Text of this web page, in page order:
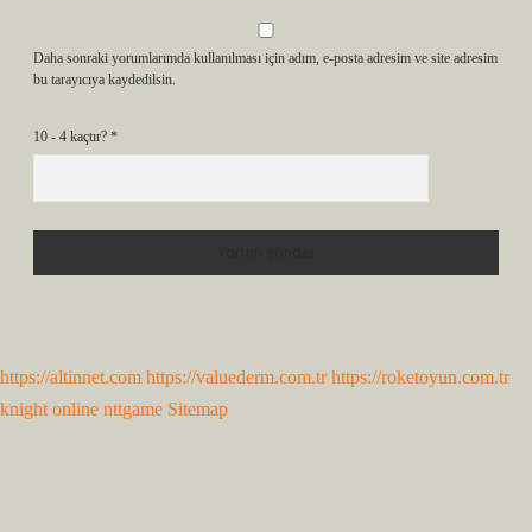
Daha sonraki yorumlarımda kullanılması için adım, e-posta adresim ve site adresim
bu tarayıcıya kaydedilsin.
10 - 4 kaçtır? *
https://altinnet.com https://valuederm.com.tr https://roketoyun.com.tr
knight online nttgame Sitemap